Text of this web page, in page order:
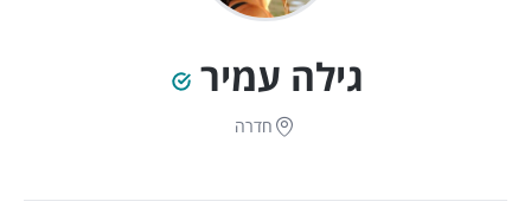
גילה עמיר
חדרה